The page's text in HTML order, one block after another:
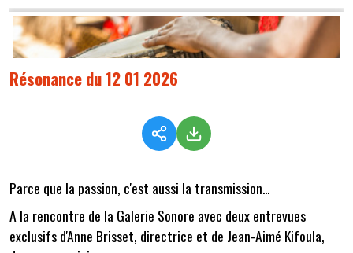
Résonance du 12 01 2026
Parce que la passion, c'est aussi la transmission...
A la rencontre de la Galerie Sonore avec deux entrevues
exclusifs d'Anne Brisset, directrice et de Jean-Aimé Kifoula,